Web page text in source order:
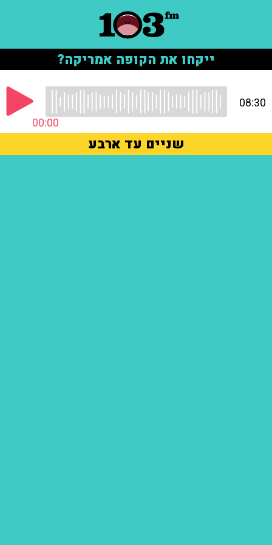
ייקחו את הקופה אמריקה?
00:00
08:30
שניים עד ארבע